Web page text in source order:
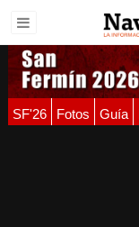
SF'26 Fotos Guía